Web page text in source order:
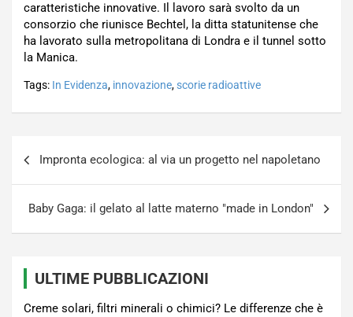
caratteristiche innovative. Il lavoro sarà svolto da un
consorzio che riunisce Bechtel, la ditta statunitense che
ha lavorato sulla metropolitana di Londra e il tunnel sotto
la Manica.
Tags: In Evidenza, innovazione,scorie radioattive
articoli
Impronta ecologica: al via un progetto nel napoletano
Baby Gaga: il gelato al latte materno "made in London"
ULTIME PUBBLICAZIONI
Creme solari, filtri minerali o chimici? Le differenze che è